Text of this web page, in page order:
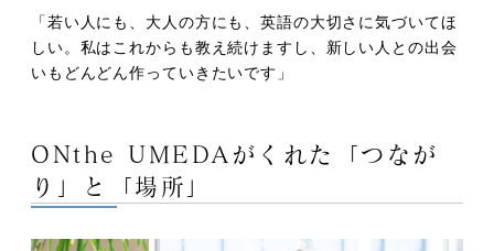
「若い人にも、大人の方にも、英語の大切さに気づいてほ
しい。私はこれからも教え続けますし、新しい人との出会
いもどんどん作っていきたいです」
ONthe UMEDAがくれた「つなが
り」と「場所」